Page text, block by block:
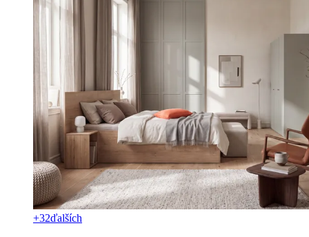
+32ďalších